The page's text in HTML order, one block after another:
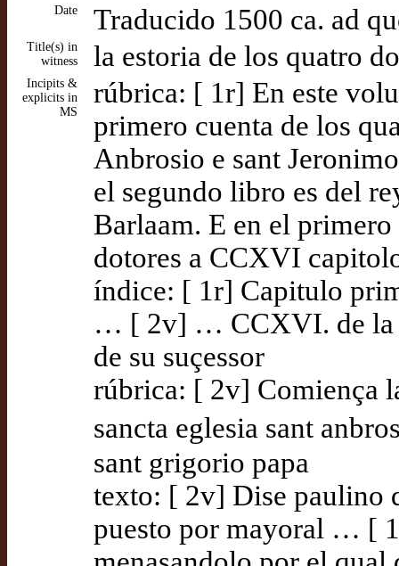
Date Traducido 1500 ca. ad
Title(s) in
witness
la estoria de los quatro
Incipits &
explicits in
MS
rúbrica: [ 1r] En este
primero cuenta de los
Anbrosio e sant
el segundo libro es del
Barlaam. E en el
dotores a CCXVI
índice: [ 1r] Capitulo
… [ 2v] … CCXVI. de la
de su suçessor
rúbrica: [ 2v] Comiença
sancta eglesia sant
sant grigorio papa
texto: [ 2v] Dise paulino
puesto por mayoral … [